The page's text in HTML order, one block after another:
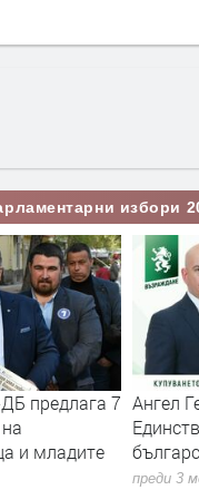
избори
предлага 7
и младите
Ангел
преди 3